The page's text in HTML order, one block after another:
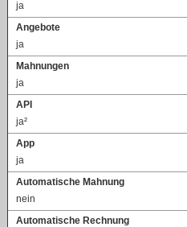
ja
Angebote
ja
Mahnungen
ja
API
ja²
App
ja
Automatische Mahnung
nein
Automatische Rechnung